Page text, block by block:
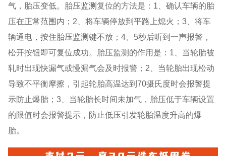
气，胎压变低。胎压监测复位的方法是：1、确认车辆的胎
压在正常范围内；2、将车辆停放到平路上熄火；3、将车
辆通电，按住胎压监测键不放；4、5秒后听到一声报警，
松开按钮即可复位成功。胎压监测的作用是：1、当轮胎被
轧时出现快漏气或慢漏气会及时报警；2、当轮胎出现松动
导致不平衡摩擦，引起轮胎高温达到70摄氏度时会报警提
示防止爆胎；3、当轮胎长时间未加气，胎压低于车辆设置
的限值时会报警提示，防止低压引发轮胎温度升高的爆
胎。